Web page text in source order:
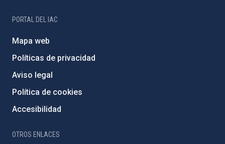
PORTAL DEL IAC
Mapa web
Políticas de privacidad
Aviso legal
Política de cookies
Accesibilidad
OTROS ENLACES